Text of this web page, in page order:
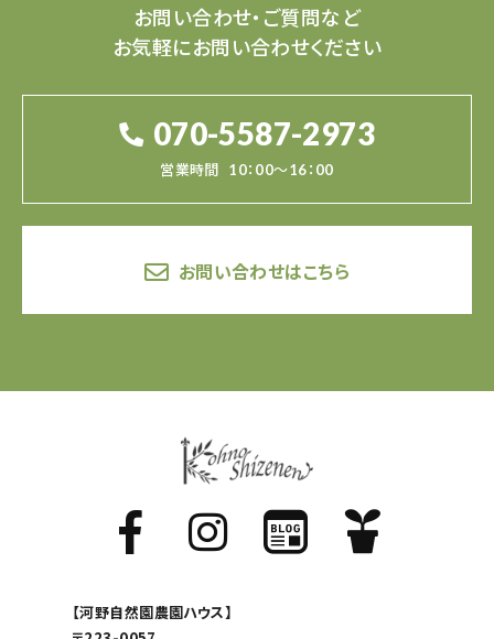
お問い合わせ・ご質問など
お気軽にお問い合わせください
070-5587-2973
営業時間 10：00～16：00
お問い合わせはこちら
【河野自然園農園ハウス】